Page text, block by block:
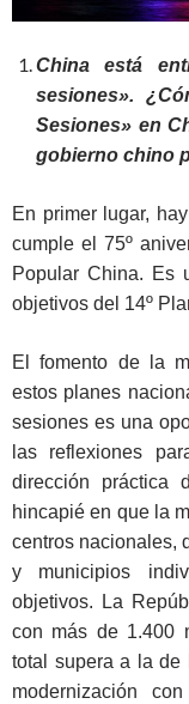
China está
sesiones».
Sesiones» en
gobierno chino
En primer lugar,
cumple el 75º
Popular China. Es
objetivos del 14º
El fomento de la
estos planes
sesiones es una
las reflexiones
dirección práctica
hincapié en que la
centros nacionales,
y municipios
objetivos. La
con más de 1.400
total supera a la de
modernización